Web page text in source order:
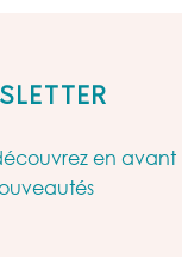
en avant